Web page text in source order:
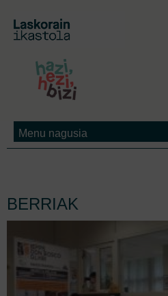
BERRIAK